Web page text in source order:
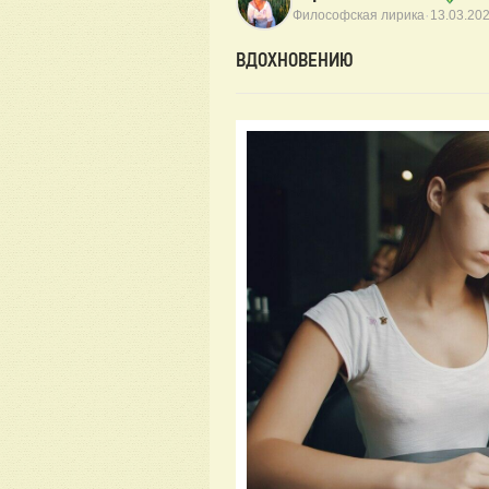
Философская лирика·
ВДОХНОВЕНИЮ